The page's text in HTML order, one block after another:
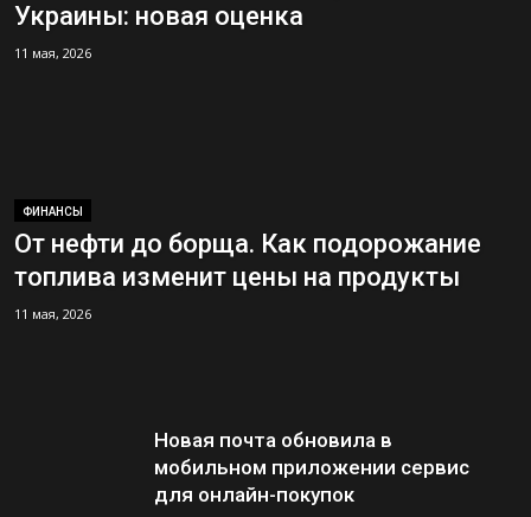
Украины: новая оценка
11 мая, 2026
ФИНАНСЫ
От нефти до борща. Как подорожание
топлива изменит цены на продукты
11 мая, 2026
Новая почта обновила в
мобильном приложении сервис
для онлайн-покупок